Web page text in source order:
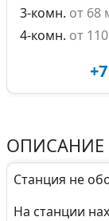
3-комн. от 68
4-комн. от
Станция не
На станции